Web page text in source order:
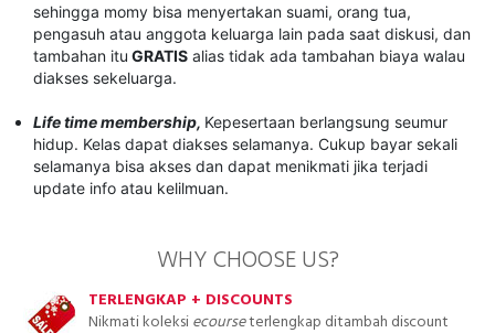
sehingga momy bisa menyertakan suami, orang tua,
pengasuh atau anggota keluarga lain pada saat diskusi, dan
tambahan itu GRATIS alias tidak ada tambahan biaya walau
diakses sekeluarga.
Life time membership, Kepesertaan berlangsung seumur
hidup. Kelas dapat diakses selamanya. Cukup bayar sekali
selamanya bisa akses dan dapat menikmati jika terjadi
update info atau kelilmuan.
WHY CHOOSE US?
TERLENGKAP + DISCOUNTS
Nikmati koleksiecourseterlengkap ditambah discount